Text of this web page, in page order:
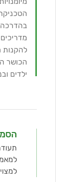
להקנות
הכושר
ילדים